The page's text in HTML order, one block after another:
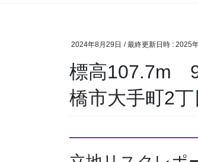
2024年8月29日 / 最終更新日時 : 2025
標高107.7m
橋市大手町2